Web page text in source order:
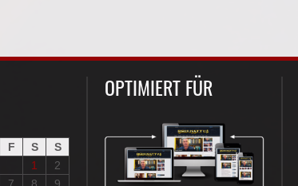
F S
S
1
2
7 8 9
OPTIMIERT FÜR